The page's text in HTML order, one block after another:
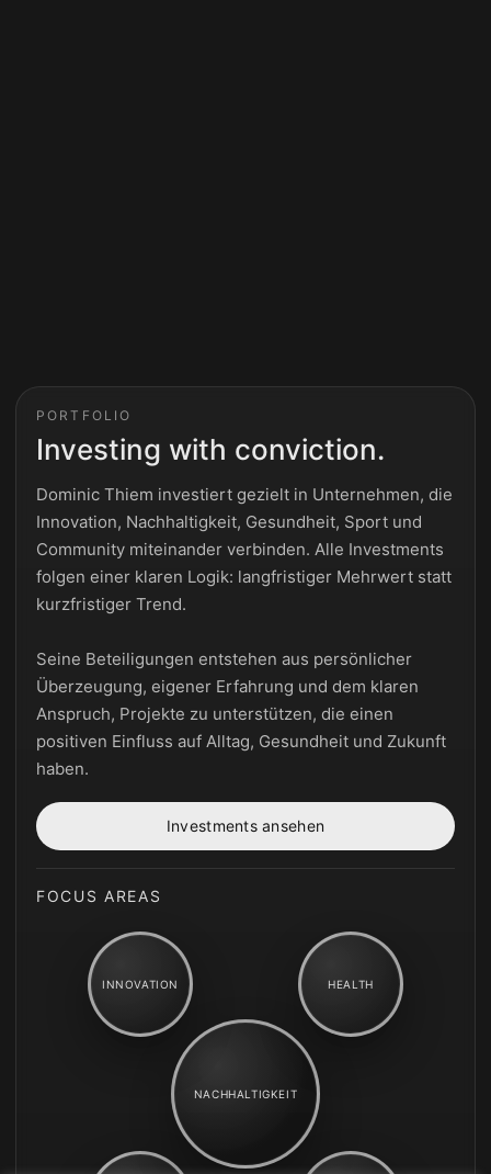
PORTFOLIO
Investing with conviction.
Dominic Thiem investiert gezielt in Unternehmen, die
Innovation, Nachhaltigkeit, Gesundheit, Sport und
Community miteinander verbinden. Alle Investments
folgen einer klaren Logik: langfristiger Mehrwert statt
kurzfristiger Trend.
Seine Beteiligungen entstehen aus persönlicher
Überzeugung, eigener Erfahrung und dem klaren
Anspruch, Projekte zu unterstützen, die einen
positiven Einfluss auf Alltag, Gesundheit und Zukunft
haben.
Investments ansehen
FOCUS AREAS
INNOVATION HEALTH
NACHHALTIGKEIT